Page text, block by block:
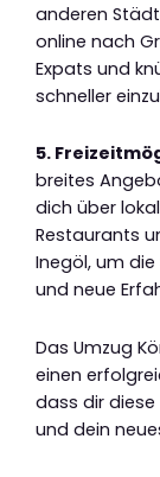
anderen
online nach
Expats und
schneller
5.
breites
dich über
Restaurants
Inegöl, um
und neue
Das Umzug
einen
dass dir diese
und dein